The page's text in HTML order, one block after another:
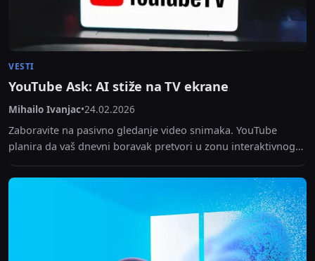
VESTI
YouTube Ask: AI stiže na TV ekrane
Mihailo Ivanjac•24.02.2026
Zaboravite na pasivno gledanje video snimaka. YouTube
planira da vaš dnevni boravak pretvori u zonu interaktivnog
učenja i zabave. Zahvaljujući integraciji veštačke inteligencije
(Gemini),...